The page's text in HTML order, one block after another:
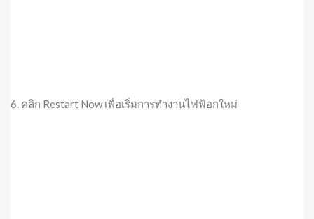
6. คลิก Restart Now เพื่อเริ่มการทำงานไฟฟ้อกใหม่